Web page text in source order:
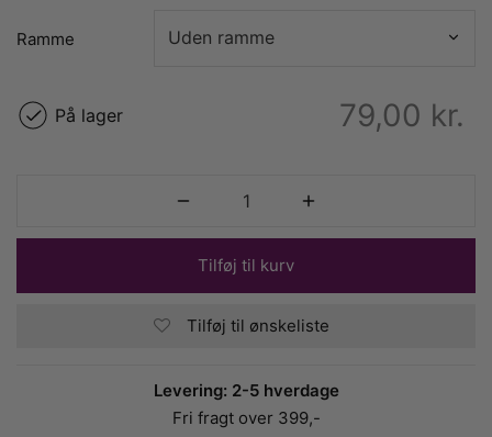
Ramme
79,00 kr.
På lager
Tilføj til kurv
Tilføj til ønskeliste
Levering: 2-5 hverdage
Fri fragt over 399,-